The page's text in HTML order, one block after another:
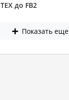
TEX до FB2
Показать еще